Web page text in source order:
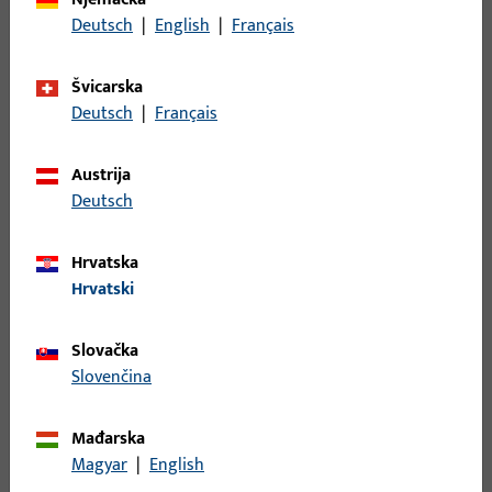
Bruto težina
Jedinica pakiranja
Prijavite se podacima kupca da biste dobili informacije o
Deutsch | English | Français
Švicarska
Deutsch | Français
Austrija
Deutsch
Hrvatska
Hrvatski
Slovačka
Slovenčina
Mađarska
Magyar | English